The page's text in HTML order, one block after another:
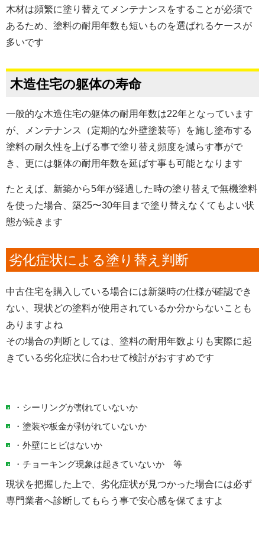
木材は頻繁に塗り替えてメンテナンスをすることが必須で
あるため、塗料の耐用年数も短いものを選ばれるケースが
多いです
木造住宅の躯体の寿命
一般的な木造住宅の躯体の耐用年数は22年となっています
が、メンテナンス（定期的な外壁塗装等）を施し塗布する
塗料の耐久性を上げる事で塗り替え頻度を減らす事がで
き、更には躯体の耐用年数を延ばす事も可能となります
たとえば、新築から5年が経過した時の塗り替えで無機塗料
を使った場合、築25〜30年目まで塗り替えなくてもよい状
態が続きます
劣化症状による塗り替え判断
中古住宅を購入している場合には新築時の仕様が確認でき
ない、現状どの塗料が使用されているか分からないことも
ありますよね
その場合の判断としては、塗料の耐用年数よりも実際に起
きている劣化症状に合わせて検討がおすすめです
・シーリングが割れていないか
・塗装や板金が剥がれていないか
・外壁にヒビはないか
・チョーキング現象は起きていないか 等
現状を把握した上で、劣化症状が見つかった場合には必ず
専門業者へ診断してもらう事で安心感を保てますよ